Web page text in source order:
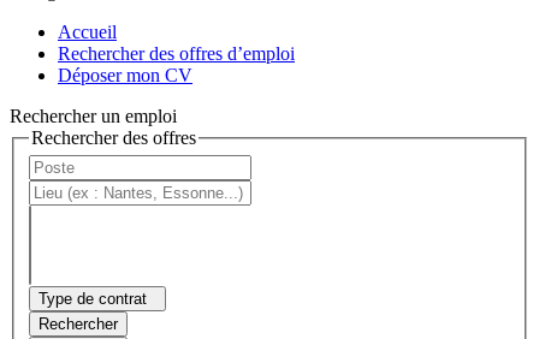
Accueil
Rechercher des offres d’emploi
Déposer mon CV
Rechercher un emploi
Rechercher des offres
Type de contrat
Rechercher